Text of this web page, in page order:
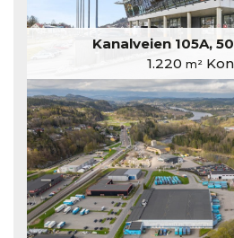
Kanalveien 105A,
1.220 m²